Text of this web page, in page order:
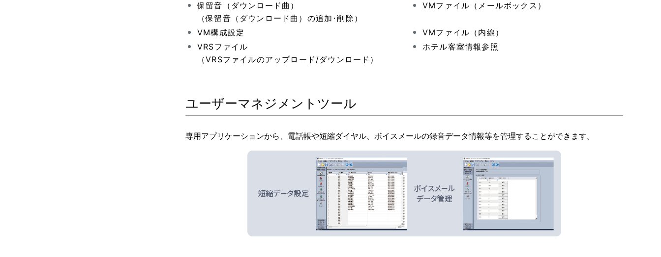
保留音（ダウンロード曲）
（保留音（ダウンロード曲）の追加･削除）
VMファイル（メールボックス）
VM構成設定
VMファイル（内線）
VRSファイル
（VRSファイルのアップロード/ダウンロード）
ホテル客室情報参照
ユーザーマネジメントツール
専用アプリケーションから、電話帳や短縮ダイヤル、ボイスメールの録音データ情報等を管理することができます。